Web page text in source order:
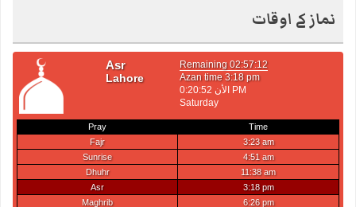
نماز کے اوقات